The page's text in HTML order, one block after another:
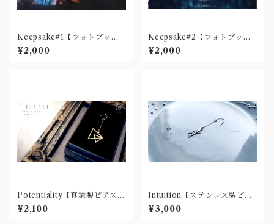
Keepsake#1【フォトブッ
ク】
¥2,000
Keepsake#2【フォトブッ
ク】
¥2,000
Potentiality【真鍮製ピアス
(樹脂ノンホール・チタン有)】
¥2,100
Intuition【ステンレス製ピア
ス(樹脂ノンホール有)】
¥3,000